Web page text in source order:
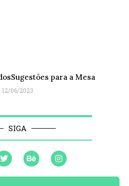
para a Mesa
12/06/2023
SIGA